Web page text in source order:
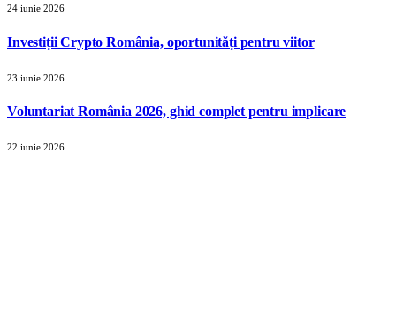
24 iunie 2026
Investiții Crypto România, oportunități pentru viitor
23 iunie 2026
Voluntariat România 2026, ghid complet pentru implicare
22 iunie 2026